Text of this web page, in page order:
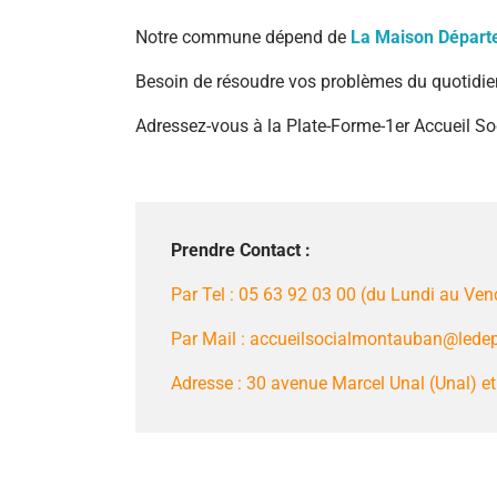
Notre commune dépend de La Maison
Besoin de résoudre vos problèmes du
Adressez-vous à la Plate-Forme-1er Accueil
Prendre Contact :
Par Tel : 05 63 92 03 00 (du Lundi au
Par Mail :
Adresse : 30 avenue Marcel Unal (Unal)